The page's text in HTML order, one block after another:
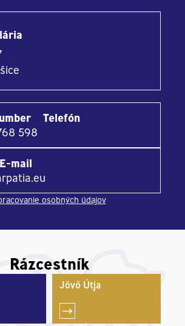
Telefón
598
E-mail
osobných údajov
Rázcestník
Jövő Útja